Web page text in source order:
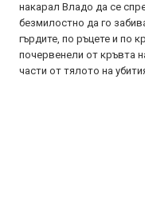
накарал Владо да се
безмилостно да го
гърдите, по ръцете и по
почервенели от кръвта
части от тялото на